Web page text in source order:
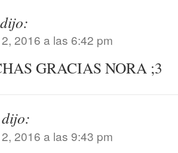
dijo:
2016 a las 6:42 pm
GRACIAS NORA ;3
dijo:
2016 a las 9:43 pm